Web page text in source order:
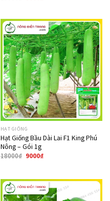
Giảm giá!
HẠT GIỐNG
Hạt Giống Bầu Dài Lai F1 King Phú
Nông – Gói 1g
18000₫ 9000₫